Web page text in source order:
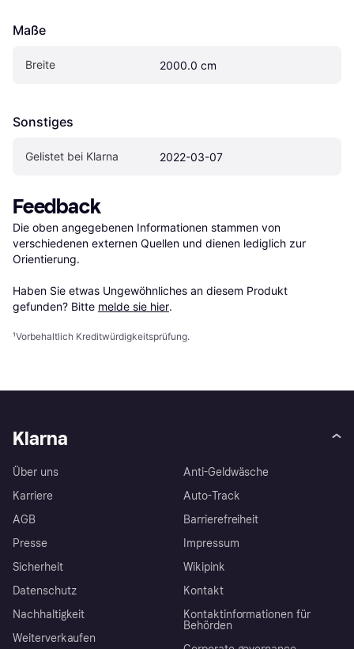
Maße
Breite 2000.0 cm
Sonstiges
Gelistet bei Klarna 2022-03-07
Feedback
Die oben angegebenen Informationen stammen von
verschiedenen externen Quellen und dienen lediglich zur
Orientierung.
Haben Sie etwas Ungewöhnliches an diesem Produkt
gefunden? Bitte melde sie hier.
¹Vorbehaltlich Kreditwürdigkeitsprüfung.
Klarna
Über uns
Karriere
AGB
Presse
Sicherheit
Datenschutz
Nachhaltigkeit
Weiterverkaufen
Anti-Geldwäsche
Auto-Track
Barrierefreiheit
Impressum
Wikipink
Kontakt
Kontaktinformationen für
Behörden